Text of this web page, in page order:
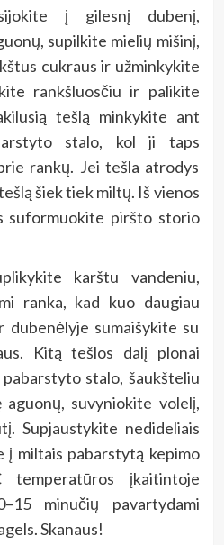
į gilesnį dubenį,
supilkite mielių mišinį,
cukraus ir užminkykite
rankšluosčiu ir palikite
tešlą minkykite ant
stalo, kol ji taps
rankų. Jei tešla atrodys
šiek tiek miltų. Iš vienos
suformuokite piršto storio
karštu vandeniu,
ranka, kad kuo daugiau
dubenėlyje sumaišykite su
Kitą tešlos dalį plonai
stalo, šaukšteliu
suvyniokite volelį,
Supjaustykite nedideliais
į miltais pabarstytą kepimo
įkaitintoje
minučių pavartydami
Skanaus!